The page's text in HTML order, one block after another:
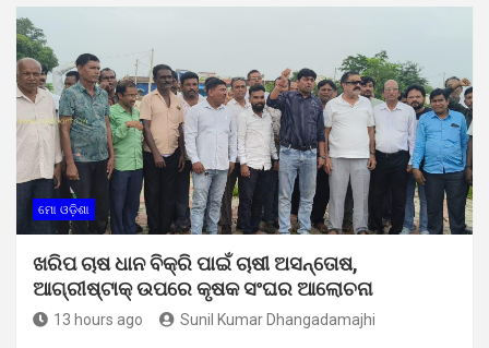
ମୋ ଓଡ଼ିଶା
ଖରିପ ଚାଷ ଧାନ ବିକ୍ରି ପାଇଁ ଚାଷୀ ଅସନ୍ତୋଷ,
ଆଗ୍ରୀଷ୍ଟାକ୍ ଉପରେ କୃଷକ ସଂଘର ଆଲୋଚନା
13 hours ago Sunil Kumar Dhangadamajhi